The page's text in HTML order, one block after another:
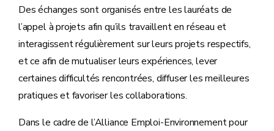
Des échanges sont organisés entre les lauréats de
l’appel à projets afin qu’ils travaillent en réseau et
interagissent régulièrement sur leurs projets respectifs,
et ce afin de mutualiser leurs expériences, lever
certaines difficultés rencontrées, diffuser les meilleures
pratiques et favoriser les collaborations.
Dans le cadre de l’Alliance Emploi-Environnement pour